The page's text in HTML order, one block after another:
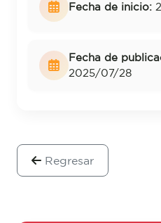
Fecha de inicio:
Fecha de
2025/07/28
Regresar